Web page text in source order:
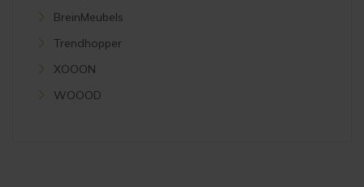
BreinMeubels
Trendhopper
XOOON
WOOOD